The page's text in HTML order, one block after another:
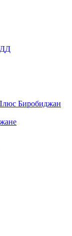
Биробиджан